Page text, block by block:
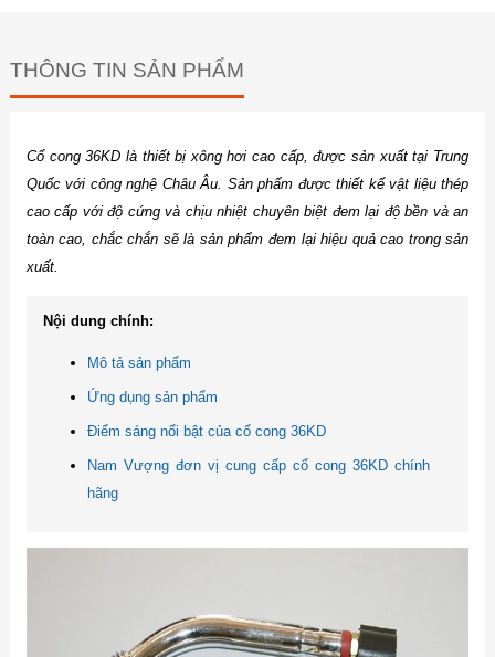
THÔNG TIN SẢN PHẨM
Cổ cong 36KD là thiết bị xông hơi cao cấp, được sản xuất tại Trung
Quốc với công nghệ Châu Âu. Sản phẩm được thiết kế vật liệu thép
cao cấp với độ cứng và chịu nhiệt chuyên biệt đem lại độ bền và an
toàn cao, chắc chắn sẽ là sản phẩm đem lại hiệu quả cao trong sản
xuất.
Nội dung chính:
Mô tả sản phẩm
Ứng dụng sản phẩm
Điểm sáng nổi bật của cổ cong 36KD
Nam Vượng đơn vị cung cấp cổ cong 36KD chính
hãng